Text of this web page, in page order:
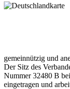
gemeinnützig und
Der Sitz des
Nummer 32480 B
eingetragen und